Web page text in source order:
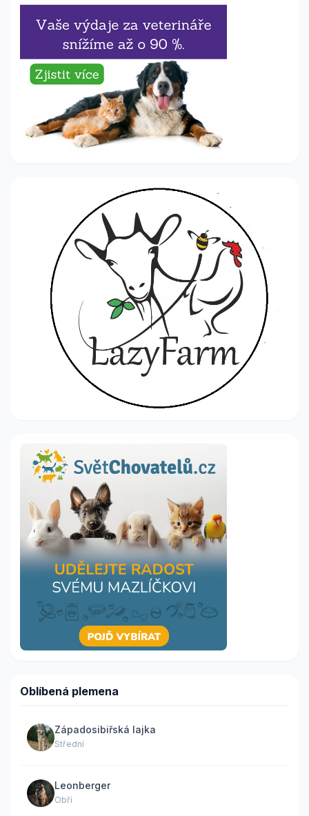
Oblíbená plemena
Západosibiřská lajka
Střední
Leonberger
Obří